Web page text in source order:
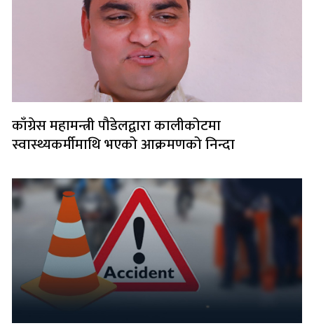
काँग्रेस महामन्त्री पौडेलद्वारा कालीकोटमा
स्वास्थ्यकर्मीमाथि भएको आक्रमणको निन्दा